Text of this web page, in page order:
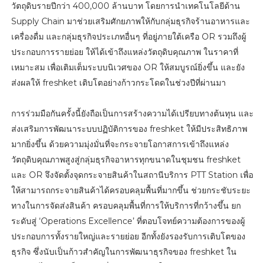
วัตถุดิบรายปีกว่า 400,000 ล้านบาท โดยการนำเทคโนโลยีด้าน
Supply Chain มาช่วยเสริมศักยภาพให้กับกลุ่มธุรกิจร้านอาหารและ
เครื่องดื่ม และกลุ่มธุรกิจประเภทอื่นๆ ที่อยู่ภายใต้เครือ OR รวมถึงผู้
ประกอบการรายย่อย ให้ได้เข้าถึงแหล่งวัตถุดิบคุณภาพ ในราคาที่
เหมาะสม เพื่อเติมเต็มระบบนิเวศของ OR ให้สมบูรณ์ยิ่งขึ้น และยัง
ส่งผลให้ freshket เติบโตอย่างก้าวกระโดดในช่วงปีที่ผ่านมา
การร่วมมือกันครั้งนี้ยังถือเป็นการสร้างความได้เปรียบทางต้นทุน และ
ส่งเสริมการพัฒนาระบบปฏิบัติการของ freshket ให้มีประสิทธิภาพ
มากยิ่งขึ้น ด้วยความมุ่งมั่นที่จะกระจายโอกาสการเข้าถึงแหล่ง
วัตถุดิบคุณภาพสูงสู่กลุ่มธุรกิจอาหารทุกขนาดในชุมชน freshket
และ OR จึงจัดตั้งจุดกระจายสินค้าในสถานีบริการ PTT Station เพื่อ
ให้สามารถกระจายสินค้าได้ครอบคลุมพื้นที่มากขึ้น ช่วยกระชับระยะ
ทางในการจัดส่งสินค้า ครอบคลุมพื้นที่การให้บริการที่กว้างขึ้น ยก
ระดับสู่ ‘Operations Excellence’ ที่ตอบโจทย์ความต้องการของผู้
ประกอบการทั้งรายใหญ่และรายย่อย อีกทั้งยังรองรับการเติบโตของ
ธุรกิจ ซึ่งนับเป็นก้าวสำคัญในการพัฒนาธุรกิจของ freshket ใน